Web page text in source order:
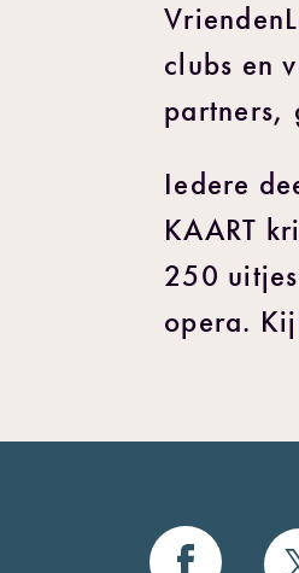
clubs en
partners,
Iedere
KAART
250
opera.